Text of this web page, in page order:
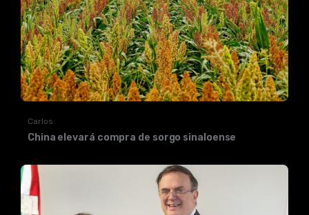
Carlos
China elevará compra de sorgo sinaloense